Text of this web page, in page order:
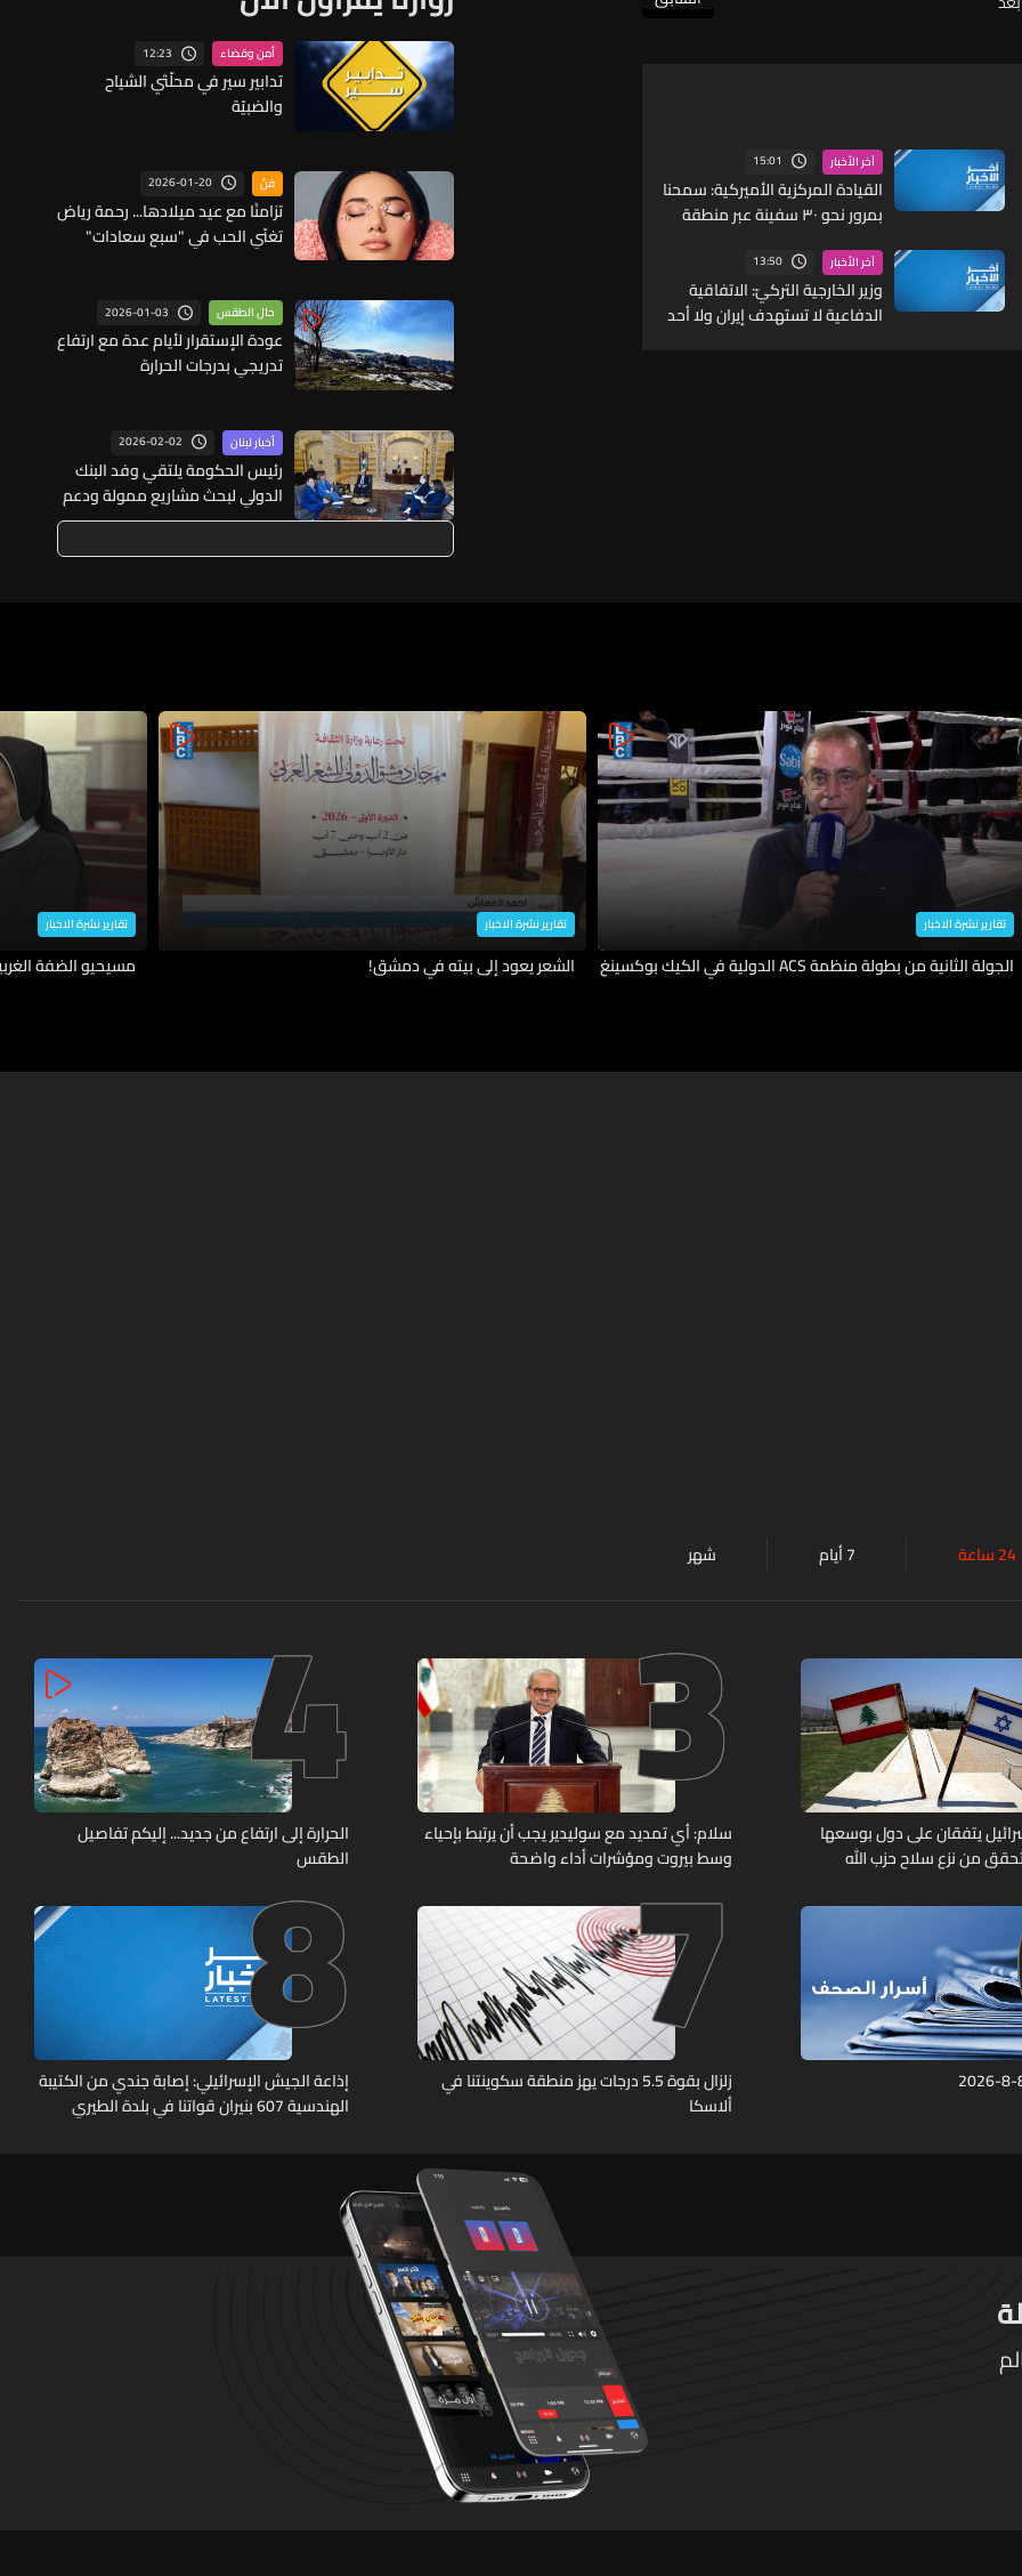
آخر الأخبار 15:01
القيادة المركزية الأميركية: سمحنا
بمرور نحو ٣٠ سفينة عبر منطقة
الإنسانية
آخر الأخبار 13:50
وزير الخارجية التركيّ: الاتفاقية
الدفاعية لا تستهدف إيران ولا أحد
أمن وقضاء 12:23
تدابير سير في محلّتَي الشياح
والضبيّة
فنّ 2026-01-20
تزامنًا مع عيد ميلادها... رحمة رياض
تغنّي الحب في "سبع سعادات"
حال الطقس 2026-01-03
عودة الإستقرار لأيام عدة مع ارتفاع
تدريجي بدرجات الحرارة
أخبار لبنان 2026-02-02
رئيس الحكومة يلتقي وفد البنك
الدولي لبحث مشاريع ممولة ودعم
التعافي الاقتصادي
تقارير نشرة الاخبار
الجولة الثانية من بطولة منظمة ACS الدولية في الكيك بوكسينغ
تقارير نشرة الاخبار
الشعر يعود إلى بيته في دمشق!
تقارير نشرة الاخبار
مسيحيو الضفة
24 ساعة 7 أيام شهر
يتفقان على دول بوسعها
من نزع سلاح حزب الله
3
سلام: أي تمديد مع سوليدير يجب أن يرتبط بإحياء
وسط بيروت ومؤشرات أداء واضحة
4
الحرارة إلى ارتفاع من جديد... إليكم تفاصيل
الطقس
7زلزال بقوة 5.5 درجات يهز منطقة سكوينتنا في
ألاسكا
8
إذاعة الجيش الإسرائيلي: إصابة جندي من الكتيبة
الهندسية 607 بنيران قواتنا في بلدة الطيري